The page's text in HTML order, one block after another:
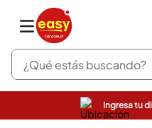
¿Qué estás buscando?
Ingresa tu
pinturas